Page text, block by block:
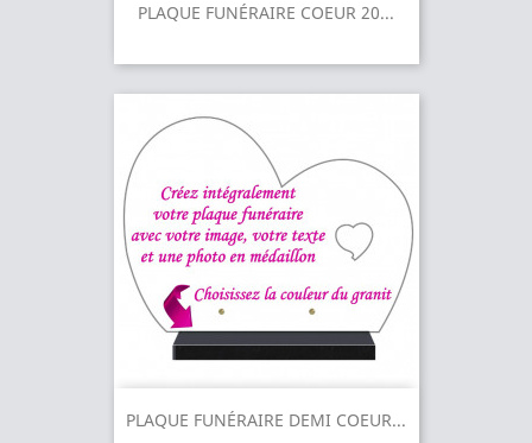
PLAQUE FUNÉRAIRE COEUR 20...
PLAQUE FUNÉRAIRE DEMI COEUR...